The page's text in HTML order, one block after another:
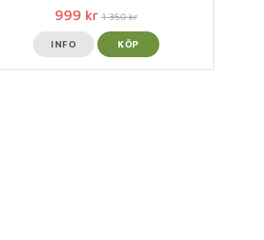
999 kr 1 350 kr
INFO KÖP